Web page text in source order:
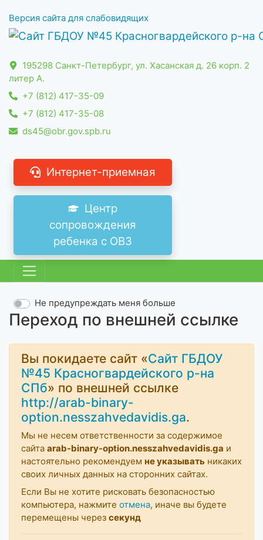
Версия сайта для слабовидящих
195298 Санкт-Петербург, ул. Хасанская д. 26 корп. 2
литер А.
+7 (812) 417-35-09
+7 (812) 417-35-08
ds45@obr.gov.spb.ru
Интернет-приемная
Центр
сопровождения
ребенка с ОВЗ
Переход по внешней ссылке
Не предупреждать меня больше
Вы покидаете сайт «Сайт ГБДОУ
№45 Красногвардейского р-на
СПб» по внешней ссылке
http://arab-binary-
option.nesszahvedavidis.ga.
Мы не несем ответственности за содержимое
сайта arab-binary-option.nesszahvedavidis.ga и
настоятельно рекомендуем не указывать никаких
своих личных данных на сторонних сайтах.
Если Вы не хотите рисковать безопасностью
компьютера, нажмите отмена, иначе вы будете
перемещены через секунд